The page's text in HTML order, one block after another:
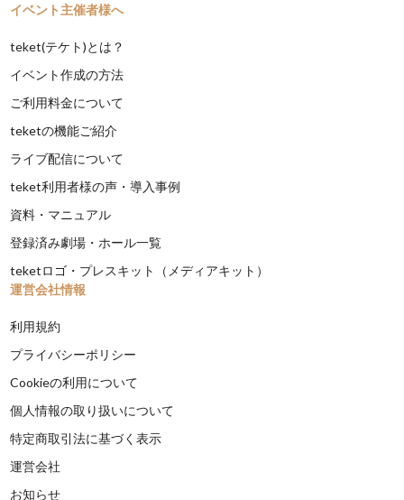
イベント主催者様へ
teket(テケト)とは？
イベント作成の方法
ご利用料金について
teketの機能ご紹介
ライブ配信について
teket利用者様の声・導入事例
資料・マニュアル
登録済み劇場・ホール一覧
teketロゴ・プレスキット（メディアキット）
運営会社情報
利用規約
プライバシーポリシー
Cookieの利用について
個人情報の取り扱いについて
特定商取引法に基づく表示
運営会社
お知らせ